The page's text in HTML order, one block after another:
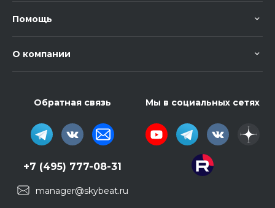
Помощь
О компании
Обратная связь
+7 (495) 777-08-31
manager@skybeat.ru
Мы в социальных сетях